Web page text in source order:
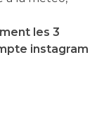
les 3
instagram